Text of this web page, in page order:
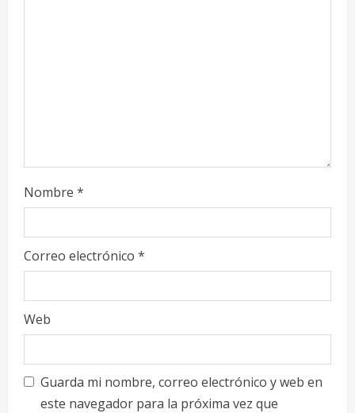
Nombre *
Correo electrónico *
Web
Guarda mi nombre, correo electrónico y web en
este navegador para la próxima vez que